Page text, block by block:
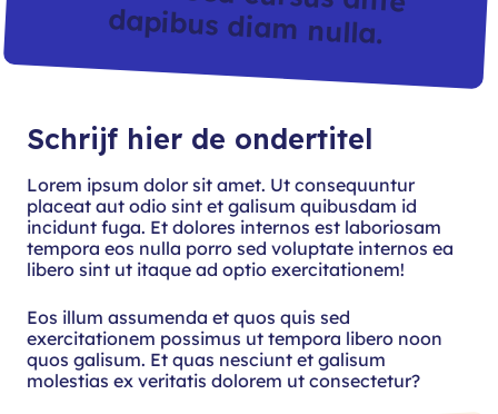
dapibus diam nulla.
Schrijf hier de ondertitel
Lorem ipsum dolor sit amet. Ut consequuntur
placeat aut odio sint et galisum quibusdam id
incidunt fuga. Et dolores internos est laboriosam
tempora eos nulla porro sed voluptate internos ea
libero sint ut itaque ad optio exercitationem!
Eos illum assumenda et quos quis sed
exercitationem possimus ut tempora libero noon
quos galisum. Et quas nesciunt et galisum
molestias ex veritatis dolorem ut consectetur?